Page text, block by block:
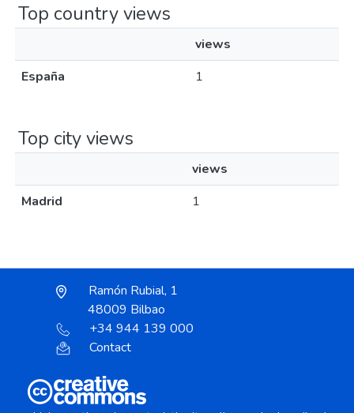
Top country views
views
España
1
Top city views
views
Madrid
1
Ramón Rubial, 1
48009 Bilbao
+34 944 139 000
Contact